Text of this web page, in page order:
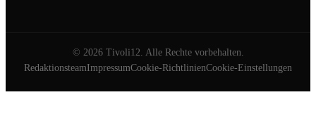
© 2026Tivoli12. Alle Rechte vorbehalten.
RedaktionsteamImpressumCookie-RichtlinienCookie-Einstellungen